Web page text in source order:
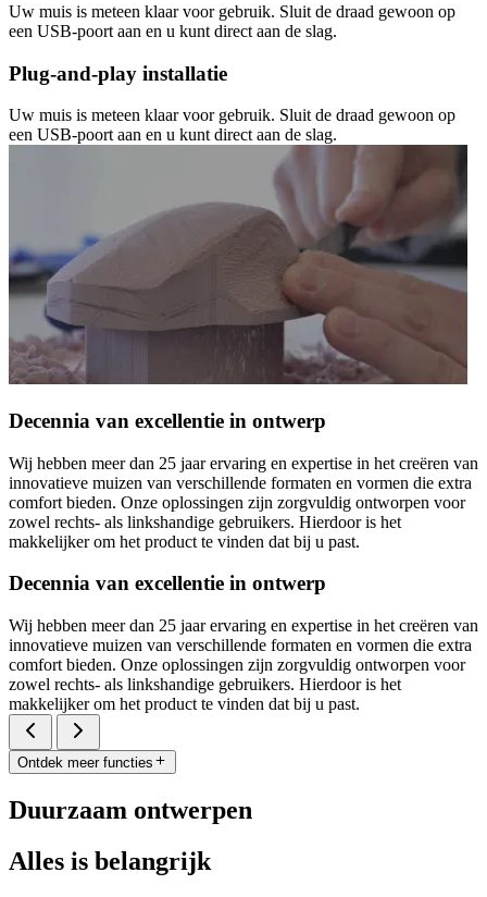
Uw muis is meteen klaar voor gebruik. Sluit de draad gewoon op
een USB-poort aan en u kunt direct aan de slag.
Plug-and-play installatie
Uw muis is meteen klaar voor gebruik. Sluit de draad gewoon op
een USB-poort aan en u kunt direct aan de slag.
Decennia van excellentie in ontwerp
Wij hebben meer dan 25 jaar ervaring en expertise in het creëren van
innovatieve muizen van verschillende formaten en vormen die extra
comfort bieden. Onze oplossingen zijn zorgvuldig ontworpen voor
zowel rechts- als linkshandige gebruikers. Hierdoor is het
makkelijker om het product te vinden dat bij u past.
Decennia van excellentie in ontwerp
Wij hebben meer dan 25 jaar ervaring en expertise in het creëren van
innovatieve muizen van verschillende formaten en vormen die extra
comfort bieden. Onze oplossingen zijn zorgvuldig ontworpen voor
zowel rechts- als linkshandige gebruikers. Hierdoor is het
makkelijker om het product te vinden dat bij u past.
Ontdek meer functies
Duurzaam ontwerpen
Alles is belangrijk